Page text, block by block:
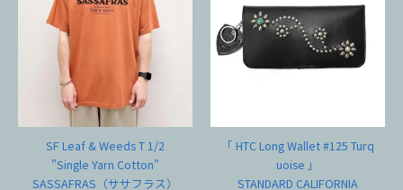
SF Leaf & Weeds T 1/2
"Single Yarn Cotton"
SASSAFRAS（ササフラス）
「 HTC Long Wallet #125 Turq
uoise 」
STANDARD CALIFORNIA